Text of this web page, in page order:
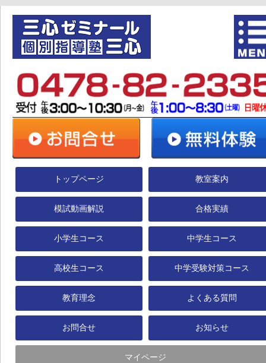
トップページ 教室案内
模試動画解説 合格実績
小学生コース 中学生コース
高校生コース 中学受験対策コース
教育理念 よくある質問
お問合せ お知らせ
マイページ